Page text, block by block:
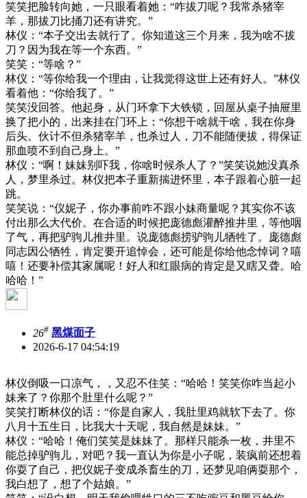
笑笑把脸转向她，一只眼看着她：“咋拔刀呢？我常杀猪宰
羊，那拔刀比捅刀还有讲究。”
林仪：“本子交出去就行了。你知道这三个月来，我为啥不拔
刀？因为我在等一个东西。”
笑笑：“等啥？”
林仪：“等你给我一个理由，让我觉得这世上还有好人。”林仪
看着他：“你给我了。”
笑笑没回答。他起身，从门环拿下大铁锁，回屋从桌子抽屉里
换了把小的，出来挂在门环上：“你想干啥就干啥，我在你身
后头。伙计不但杀猪宰羊，也杀过人，刀不能随便拔，得保证
那血喷不到自己身上。”
林仪：“啊！妹妹别吓我，你啥时候杀人了？”笑笑说她没真杀
人，梦里杀过。林仪把本子重新揣进怀里，本子跟着心脏一起
跳。
笑笑说：“仪妮子，你办事前咋不跟小妹商量呢？其实你不该
付出那么大代价。在合适的时候把庞德彪灌醉推井里，等他咽
了气，再把驴驹儿推井里。说庞德彪捞驴驹儿牺牲了。庞德彪
同志因公牺牲，肯定要开追悼会，还可能是你给他念悼词？嘻
嘻！还要补偿其家属呢！好人和红眼病的肯定是又瞎又聋。哈
哈哈！”
26# 黑煤面子
2026-6-17 04:54:19
林仪倒吸一口凉气，，又忍不住笑：“哈哈！笑笑你咋当起小
妹来了？你那个肚里什么呢？”
笑笑打断林仪的话：“你是自家人，我肚里鸡就软下去了。你
八月十五生日，比我大十天呢，我自然是妹妹。”
林仪：“哈哈！俺们笑笑是妹妹了。那样只能杀一枚，井里不
能总掉驴驹儿，对吧？我一直认为你是小子呢，装疯前还想着
你耍了自己，把仪妮子变成杀畜生的刀，还梦见咱俩耍那个，
我白想了，想了个姑娘。”